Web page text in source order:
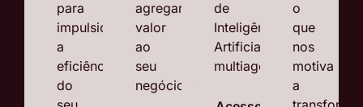
para
impulsionar
a
eficiência
do
agregar
valor
ao
seu
negócio.
de
Inteligência
Artificial
multiagentes.
o
que
nos
motiva
a